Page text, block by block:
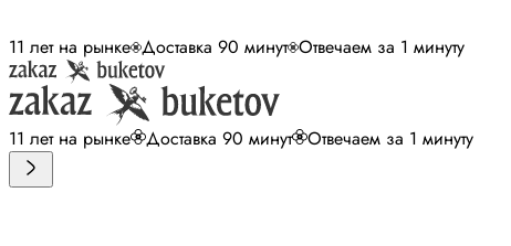
11 лет на рынке Доставка 90 минут Отвечаем за 1 минуту
11 лет на рынке Доставка 90 минут Отвечаем за 1 минуту